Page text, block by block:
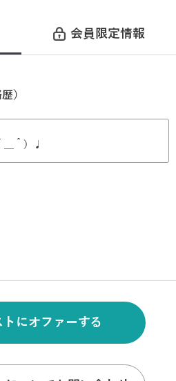
会員限定情報
）
＿＾）♩
トにオファーする